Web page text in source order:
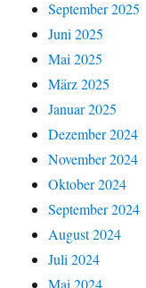
September 2025
Juni 2025
Mai 2025
März 2025
Januar 2025
Dezember 2024
November 2024
Oktober 2024
September 2024
August 2024
Juli 2024
Mai 2024